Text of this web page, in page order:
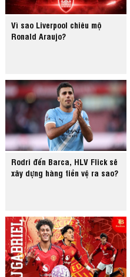
Vì sao Liverpool chiêu mộ
Ronald Araujo?
Rodri đến Barca, HLV Flick sẽ
xây dựng hàng tiền vệ ra sao?